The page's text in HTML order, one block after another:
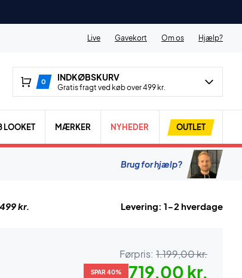
Live Gavekort Om os Hjælp?
0 INDKØBSKURV
Gratis fragt ved køb over 499 kr.
LOOKET MÆRKER NYHEDER OUTLET
Brug for hjælp?
kr. Levering: 1-2 hverdage
Førpris: 1.199,00 kr.
SPAR 40% 719,00 kr.